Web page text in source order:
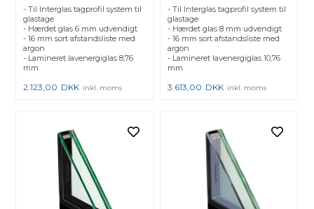
- Til Interglas tagprofil system til
glastage
- Hærdet glas 6 mm udvendigt
- 16 mm sort afstandsliste med
argon
- Lamineret lavenergiglas 8,76
mm
2.123,00 DKK inkl. moms
- Til Interglas tagprofil system til
glastage
- Hærdet glas 8 mm udvendigt
- 16 mm sort afstandsliste med
argon
- Lamineret lavenergiglas 10,76
mm
3.613,00 DKK inkl. moms